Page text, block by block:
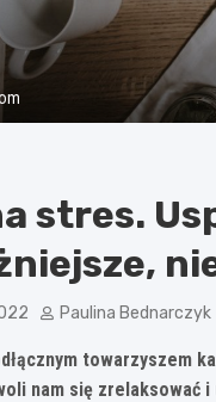
stres.
Paulina Bednarczyk
towarzyszem
nam się zrelaksować